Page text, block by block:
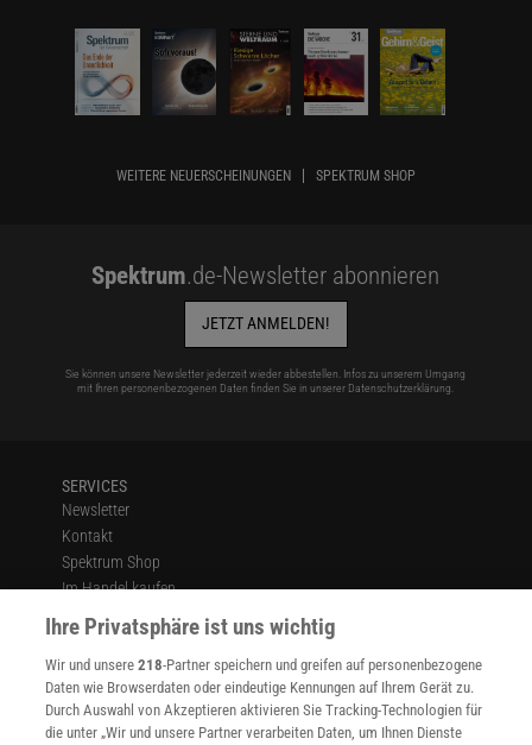
WEITERE NEUERSCHEINUNGEN SPEKTRUM SHOP
Spektrum.de-Newsletter abonnieren
JETZT ANMELDEN!
Sie können unsere Newsletter jederzeit wieder abbestellen. Infos zu unserem Umgang
mit Ihren personenbezogenen Daten finden Sie in unserer Datenschutzerklärung.
SERVICES
Newsletter
Kontakt
Spektrum Shop
Im Handel kaufen
Presse
Verträge kündigen
Widerruf
INFO
Mediadaten
Ihre Privatsphäre ist uns wichtig
Wir und unsere218-Partner speichern und greifen auf personenbezogene
Daten wie Browserdaten oder eindeutige Kennungen auf Ihrem Gerät zu.
Durch Auswahl von Akzeptieren aktivieren Sie Tracking-Technologien für
die unter „Wir und unsere Partner verarbeiten Daten, um Ihnen Dienste